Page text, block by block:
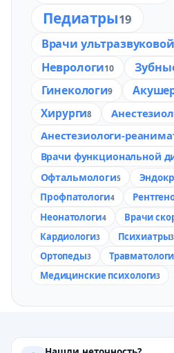
Педиатры19
Врачи
Неврологи10
Гинекологи9
Хирурги8
Анестезиологи-
Врачи функциональной
Офтальмологи5
Профпатологи4
Неонатологи4 Врачи
Кардиологи3 Психиатры3
Ортопеды3 Травматологи
Медицинские психологи3